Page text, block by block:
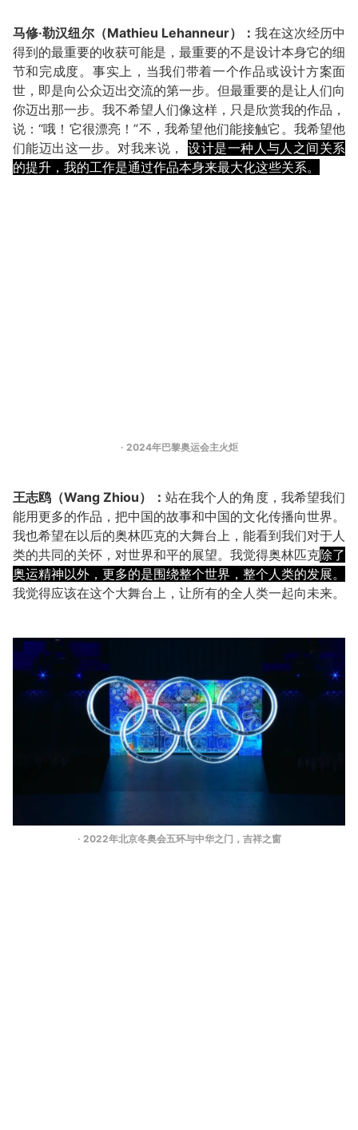
马修·勒汉纽尔（Mathieu Lehanneur）：我在这次经历中
得到的最重要的收获可能是，最重要的不是设计本身它的细
节和完成度。事实上，当我们带着一个作品或设计方案面
世，即是向公众迈出交流的第一步。但最重要的是让人们向
你迈出那一步。我不希望人们像这样，只是欣赏我的作品，
说：“哦！它很漂亮！”不，我希望他们能接触它。我希望他
们能迈出这一步。对我来说，设计是一种人与人之间关系
的提升，我的工作是通过作品本身来最大化这些关系。
· 2024年巴黎奥运会主火炬
王志鸥（Wang Zhiou）： 站在我个人的角度，我希望我们
能用更多的作品，把中国的故事和中国的文化传播向世界。
我也希望在以后的奥林匹克的大舞台上，能看到我们对于人
类的共同的关怀，对世界和平的展望。我觉得奥林匹克除了
奥运精神以外，更多的是围绕整个世界，整个人类的发展。
我觉得应该在这个大舞台上，让所有的全人类一起向未来。
· 2022年北京冬奥会五环与中华之门，吉祥之窗